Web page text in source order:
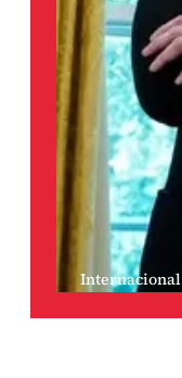
Internacional